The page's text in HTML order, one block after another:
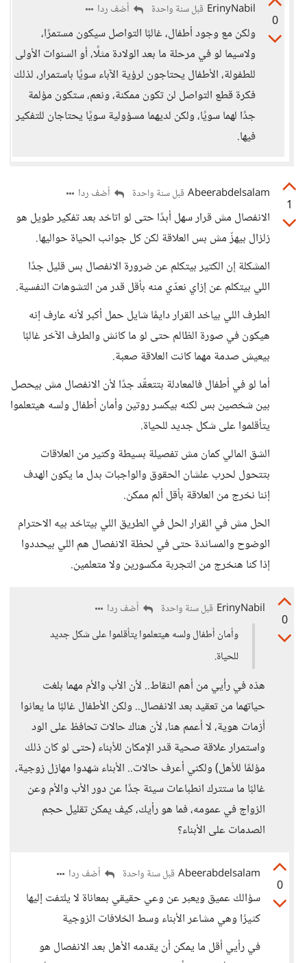
0
ErinyNabil قبل سنة واحدة أضف ردا
ولكن مع وجود أطفال، غالبًا التواصل سيكون مستمرًا،
ولاسيما لو في مرحلة ما بعد الولادة مثلًا، أو السنوات الأولى
للطفولة، الأطفال يحتاجون لرؤية الآباء سويًا باستمرار، لذلك
فكرة قطع التواصل لن تكون ممكنة، ونعم، ستكون مؤلمة
جدًا لهما سويًا، ولكن لديهما مسؤولية سويًا يحتاجان للتفكير
فيها.
1
Abeerabdelsalam قبل سنة واحدة أضف ردا
الانفصال مش قرار سهل أبدًا حتى لو اتاخد بعد تفكير طويل هو
زلزال بيهزّ مش بس العلاقة لكن كل جوانب الحياة حواليها.
المشكلة إن الكتير بيتكلم عن ضرورة الانفصال بس قليل جدًا
اللي بيتكلم عن إزاي نعدّي منه بأقل قدر من التشوهات النفسية.
الطرف اللي بياخد القرار دايمًا شايل حمل أكبر لأنه عارف إنه
هيكون في صورة الظالم حتى لو ما كانش والطرف الآخر غالبًا
بيعيش صدمة مهما كانت العلاقة صعبة.
أما لو في أطفال فالمعادلة بتتعقّد جدًا لأن الانفصال مش بيحصل
بين شخصين بس لكنه بيكسر روتين وأمان أطفال ولسه هيتعلموا
يتأقلموا على شكل جديد للحياة.
الشق المالي كمان مش تفصيلة بسيطة وكتير من العلاقات
بتتحول لحرب علشان الحقوق والواجبات بدل ما يكون الهدف
إننا نخرج من العلاقة بأقل ألم ممكن.
الحل مش في القرار الحل في الطريق اللي بيتاخد بيه الاحترام
الوضوح والمساندة حتى في لحظة الانفصال هم اللي بيحددوا
إذا كنا هنخرج من التجربة مكسورين ولا متعلمين.
0
ErinyNabil قبل سنة واحدة
أضف ردا
وأمان أطفال ولسه هيتعلموا يتأقلموا على شكل جديد
للحياة.
هذه في رأيي من أهم النقاط.. لأن الأب والأم مهما بلغت
حياتهما من تعقيد بعد الانفصال.. ولكن الأطفال غالبًا ما يعانوا
أزمات هوية، لا أعمم هنا، لأن هناك حالات تحافظ على الود
واستمرار علاقة صحية قدر الإمكان للأبناء (حتى لو كان ذلك
مؤلمًا للأهل) ولكني أعرف حالات.. الأبناء شهدوا مهازل زوجية،
غالبًا ما ستترك انطباعات سيئة جدًا عن دور الأب والأم وعن
الزواج في عمومه، فما هو رأيك، كيف يمكن تقليل حجم
الصدمات على الأبناء؟
0
Abeerabdelsalam قبل سنة واحدة أضف ردا
سؤالك عميق ويعبر عن وعي حقيقي بمعاناة لا يلتفت إليها
كثيرًا وهي مشاعر الأبناء وسط الخلافات الزوجية
في رأيي أقل ما يمكن أن يقدمه الأهل بعد الانفصال هو